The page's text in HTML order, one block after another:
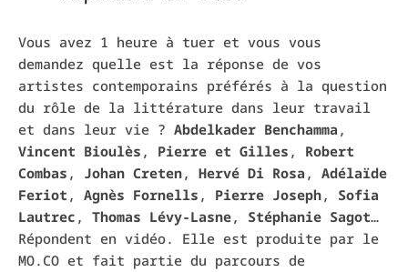
Vous avez 1 heure à tuer et vous vous
demandez quelle est la réponse de vos
artistes contemporains préférés à la question
du rôle de la littérature dans leur travail
et dans leur vie ? Abdelkader Benchamma ,
Vincent Bioulès , Pierre et Gilles , Robert
Combas , Johan Creten, Hervé Di Rosa , Adélaïde
Feriot , Agnès Fornells , Pierre Joseph, Sofia
Lautrec , Thomas Lévy-Lasne, Stéphanie Sagot…
Répondent en vidéo. Elle est produite par le
MO.CO et fait partie du parcours de